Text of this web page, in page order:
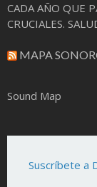
CADA AÑO QUE
CRUCIALES.
MAPA
Sound Map
Suscríbete a